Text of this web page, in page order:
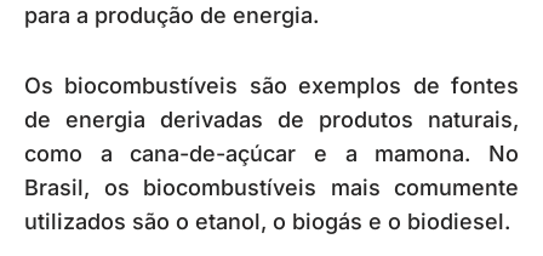
para a produção de energia.
Os biocombustíveis são exemplos de fontes
de energia derivadas de produtos naturais,
como a cana-de-açúcar e a mamona. No
Brasil, os biocombustíveis mais comumente
utilizados são o etanol, o biogás e o biodiesel.